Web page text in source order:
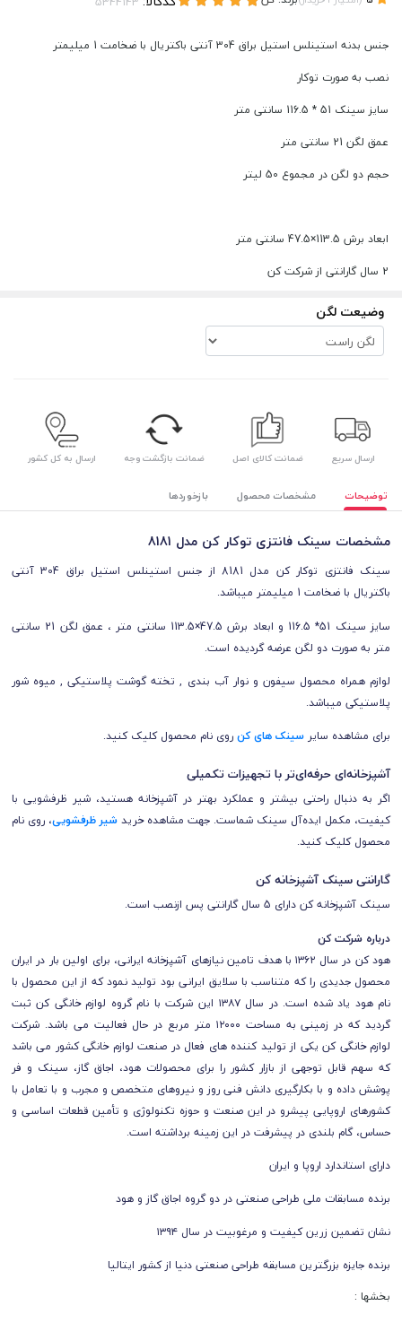
جنس بدنه استینلس استیل براق 304 آنتی باکتریال با ضخامت 1 میلیمتر
نصب به صورت توکار
سایز سینک 51 * 116.5 سانتی متر
عمق لگن 21 سانتی متر
حجم دو لگن در مجموع 50 لیتر
ابعاد برش 113.5×47.5 سانتی متر
2 سال گارانتی از شرکت کن
وضیعت لگن
ارسال سریع ضمانت کالای اصل ضمانت بازگشت وجه ارسال به کل کشور
توضیحات مشخصات محصول بازخوردها
مشخصات سینک فانتزی توکار کن مدل 8181
سینک فانتزی توکار کن مدل 8181 از جنس استینلس استیل براق 304 آنتی
باکتریال با ضخامت 1 میلیمتر میباشد.
سایز سینک 51* 116.5 و ابعاد برش 47.5×113.5 سانتی متر ، عمق لگن 21 سانتی
متر به صورت دو لگن عرضه گردیده است.
لوازم همراه محصول سیفون و نوار آب بندی , تخته گوشت پلاستیکی , میوه شور
پلاستیکی میباشد.
برای مشاهده سایر سینک های کنروی نام محصول کلیک کنید.
آشپزخانه‌ای حرفه‌ای‌تر با تجهیزات تکمیلی
اگر به دنبال راحتی بیشتر و عملکرد بهتر در آشپزخانه هستید، شیر ظرفشویی با
کیفیت، مکمل ایده‌آل سینک شماست. جهت مشاهده خریدشیر ظرفشویی، روی نام
محصول کلیک کنید.
گارانتی سینک آشپزخانه کن
سینک آشپزخانه کن دارای 5 سال گارانتی پس ازنصب است.
درباره شرکت کن
هود کن در سال ۱۳۶۲ با هدف تامین نیازهای آشپزخانه ایرانی، برای اولین بار در ایران
محصول جدیدی را که متناسب با سلایق ایرانی بود تولید نمود که از این محصول با
نام هود یاد شده است. در سال ۱۳۸۷ این شرکت با نام گروه لوازم خانگی کن ثبت
گردید که در زمینی به مساحت ۱۲۰۰۰ متر مربع در حال فعالیت می باشد. شرکت
لوازم خانگی کن یکی از تولید کننده های فعال در صنعت لوازم خانگی کشور می باشد
که سهم قابل توجهی از بازار کشور را برای محصولات هود، اجاق گاز، سینک و فر
پوشش داده و با بکارگیری دانش فنی روز و نیروهای متخصص و مجرب و با تعامل با
کشورهای اروپایی پیشرو در این صنعت و حوزه تکنولوژی و تأمین قطعات اساسی و
حساس، گام بلندی در پیشرفت در این زمینه برداشته است.
دارای استاندارد اروپا و ایران
برنده مسابقات ملی طراحی صنعتی در دو گروه اجاق گاز و هود
نشان تضمین زرین کیفیت و مرغوبیت در سال ۱۳۹۴
برنده جایزه بزرگترین مسابقه طراحی صنعتی دنیا از کشور ایتالیا
بخشها :